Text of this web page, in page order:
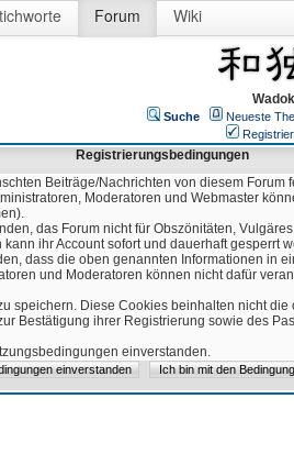
Forum Wiki
Suche Neueste
Registrierungsbedingungen
Beiträge/Nachrichten von diesem
Moderatoren und Webmaster
das Forum nicht für Obszönitäten,
ihr Account sofort und dauerhaft
dass die oben genannten Informationen in
und Moderatoren können nicht dafür
speichern. Diese Cookies beinhalten nicht
Bestätigung ihrer Registrierung sowie des
einverstanden.